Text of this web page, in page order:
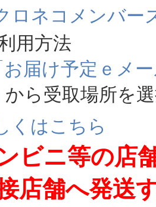
ロネコメンバー
用方法
お届け予定ｅメ
から受取場所を
くはこちら
ビニ等の店
店舗へ発送